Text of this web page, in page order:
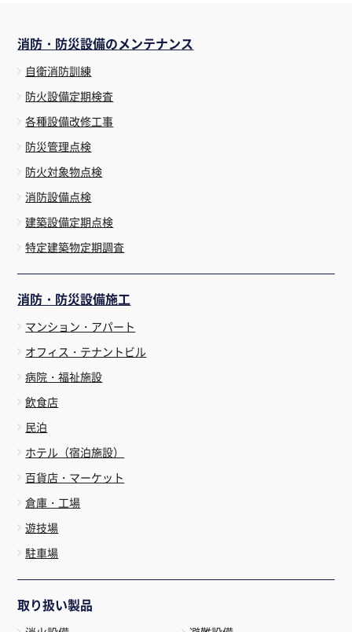
消防・防災設備のメンテナンス
自衛消防訓練
防火設備定期検査
各種設備改修工事
防災管理点検
防火対象物点検
消防設備点検
建築設備定期点検
特定建築物定期調査
消防・防災設備施工
マンション・アパート
オフィス・テナントビル
病院・福祉施設
飲食店
民泊
ホテル（宿泊施設）
百貨店・マーケット
倉庫・工場
遊技場
駐車場
取り扱い製品